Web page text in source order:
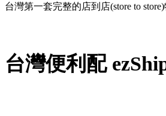
台灣第一套完整的店到店(store to
台灣便利配